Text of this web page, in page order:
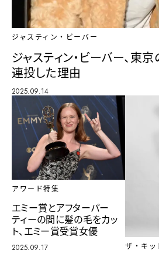
ジャスティン・ビーバー
ジャスティン・ビーバー、東
連投した理由
2025.09.14
アワード特集
エミー賞とアフターパー
ティーの間に髪の毛をカッ
ト、エミー賞受賞女優
2025.09.17 ザ・キッ